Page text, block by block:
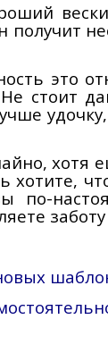
получит
это
стоит
хотя
хотите,
по-
заботу